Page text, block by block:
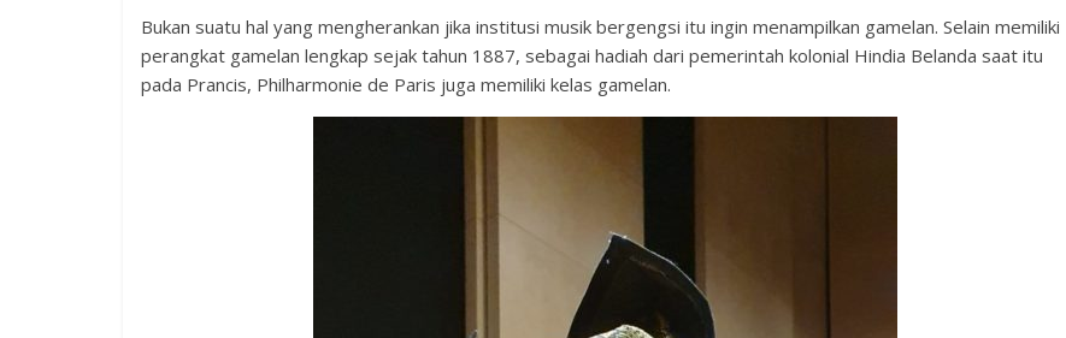
Bukan suatu hal yang mengherankan jika institusi musik bergengsi itu ingin menampilkan gamelan. Selain memiliki
perangkat gamelan lengkap sejak tahun 1887, sebagai hadiah dari pemerintah kolonial Hindia Belanda saat itu
pada Prancis, Philharmonie de Paris juga memiliki kelas gamelan.